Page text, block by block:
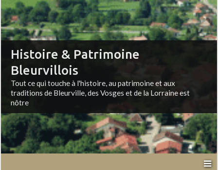
Histoire & Patrimoine
Bleurvillois
Tout ce qui touche à l'histoire, au patrimoine et aux
traditions de Bleurville, des Vosges et de la Lorraine est
nôtre